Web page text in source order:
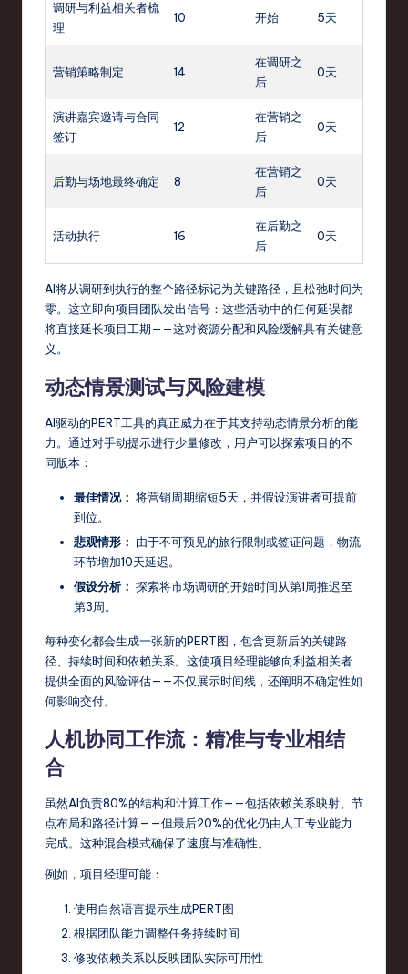
调研与利益相关者梳
理
10 开始 5天
营销策略制定 14
在调研之
后
0天
演讲嘉宾邀请与合同
签订
12
在营销之
后
0天
后勤与场地最终确定 8
在营销之
后
0天
活动执行 16
在后勤之
后
0天
AI将从调研到执行的整个路径标记为关键路径，且松弛时间为
零。这立即向项目团队发出信号：这些活动中的任何延误都
将直接延长项目工期——这对资源分配和风险缓解具有关键意
义。
动态情景测试与风险建模
AI驱动的PERT工具的真正威力在于其支持动态情景分析的能
力。通过对手动提示进行少量修改，用户可以探索项目的不
同版本：
最佳情况： 将营销周期缩短5天，并假设演讲者可提前
到位。
悲观情形： 由于不可预见的旅行限制或签证问题，物流
环节增加10天延迟。
假设分析： 探索将市场调研的开始时间从第1周推迟至
第3周。
每种变化都会生成一张新的PERT图，包含更新后的关键路
径、持续时间和依赖关系。这使项目经理能够向利益相关者
提供全面的风险评估——不仅展示时间线，还阐明不确定性如
何影响交付。
人机协同工作流：精准与专业相结
合
虽然AI负责80%的结构和计算工作——包括依赖关系映射、节
点布局和路径计算——但最后20%的优化仍由人工专业能力
完成。这种混合模式确保了速度与准确性。
例如，项目经理可能：
使用自然语言提示生成PERT图
根据团队能力调整任务持续时间
修改依赖关系以反映团队实际可用性